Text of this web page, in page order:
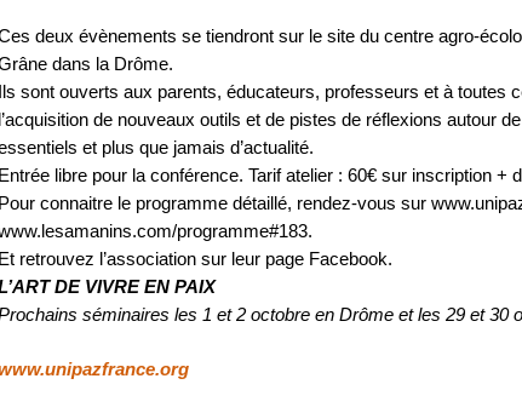
deux évènements se tiendront sur le site du centre agro-
dans la Drôme.
Ils sont ouverts aux parents, éducateurs, professeurs et à toutes
l’acquisition de nouveaux outils et de pistes de réflexions autour
et plus que jamais d’actualité.
Entrée libre pour la conférence. Tarif atelier : 60€ sur inscription +
Pour connaitre le programme détaillé, rendez-vous sur
programme#183.
Et retrouvez l’association sur leur page Facebook.
DE VIVRE EN PAIX
séminaires les 1 et 2 octobre en Drôme et les 29 et 30